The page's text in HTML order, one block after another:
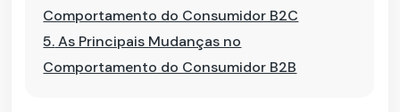
Comportamento do Consumidor B2C
5.As Principais Mudanças no
Comportamento do Consumidor B2B